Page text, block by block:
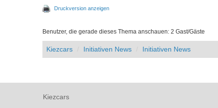
Druckversion anzeigen
Benutzer, die gerade dieses Thema anschauen: 2 Gast/Gäste
Kiezcars Initiativen News Initiativen News
Kiezcars